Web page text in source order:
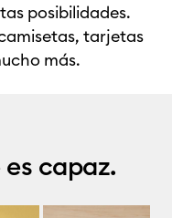
posibilidades.
tarjetas
más.
capaz.